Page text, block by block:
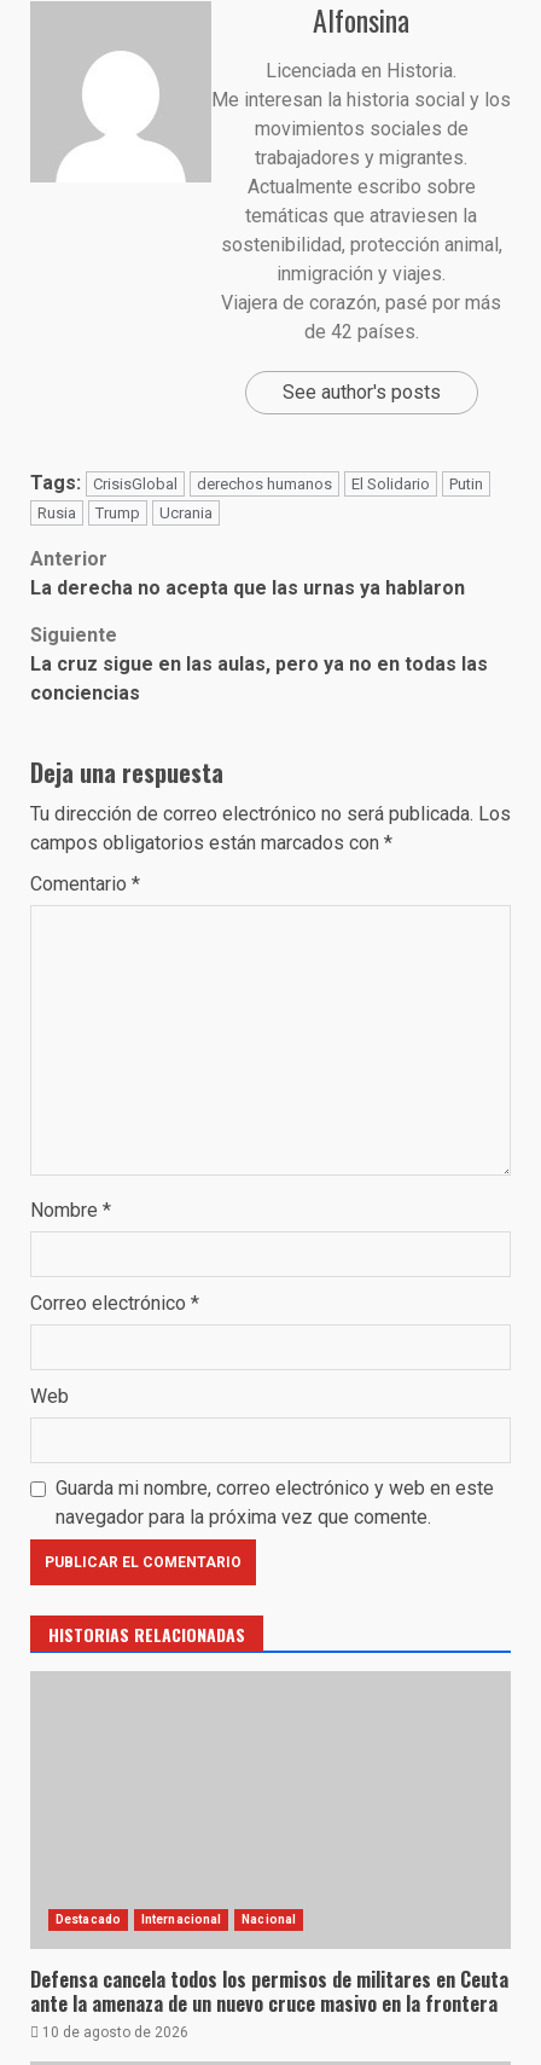
Alfonsina
Licenciada en Historia.
Me interesan la historia social y los
movimientos sociales de
trabajadores y migrantes.
Actualmente escribo sobre
temáticas que atraviesen la
sostenibilidad, protección animal,
inmigración y viajes.
Viajera de corazón, pasé por más
de 42 países.
See author's posts
Tags: CrisisGlobal derechos humanos El Solidario
Putin
Rusia
Trump Ucrania
Post
navigation
Anterior
La derecha no acepta que las urnas ya hablaron
Siguiente
La cruz sigue en las aulas, pero ya no en todas las
conciencias
Deja una respuesta
Tu dirección de correo electrónico no será publicada. Los
campos obligatorios están marcados con *
Comentario *
Nombre *
Correo electrónico *
Web
Guarda mi nombre, correo electrónico y web en este
navegador para la próxima vez que comente.
HISTORIAS RELACIONADAS
Destacado Internacional Nacional
Defensa cancela todos los permisos de militares en Ceuta
ante la amenaza de un nuevo cruce masivo en la frontera
10 de agosto de 2026